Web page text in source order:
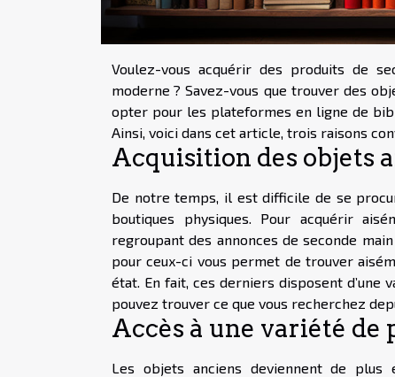
Voulez-vous acquérir des produits de
moderne ? Savez-vous que trouver des
opter pour les plateformes en ligne de
Ainsi, voici dans cet article, trois raisons
Acquisition des objets
De notre temps, il est difficile de se
boutiques physiques. Pour acquérir
regroupant des annonces de seconde
pour ceux-ci vous permet de trouver
état. En fait, ces derniers disposent d’une
pouvez trouver ce que vous recherchez
Accès à une variété
Les objets anciens deviennent de plus